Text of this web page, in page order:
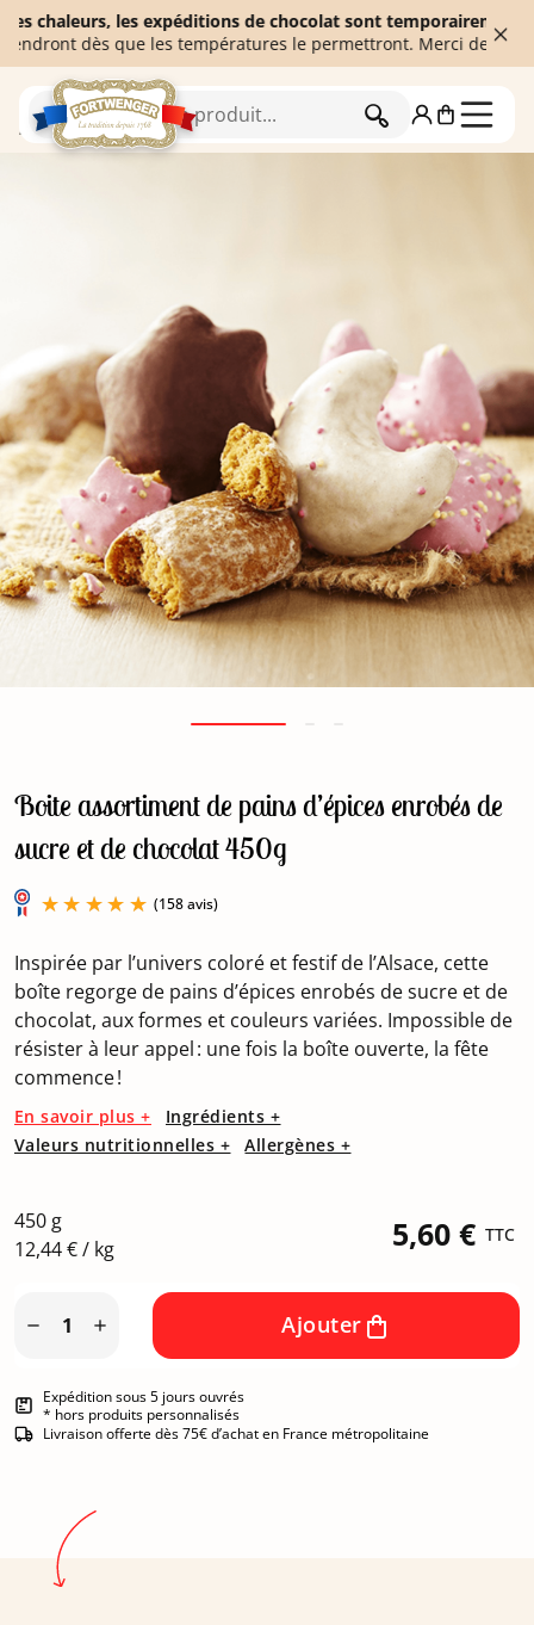
les expéditions de chocolat sont temporairement
dès que les températures le permettront. Merci de votre
RECHERCHER
Accueil Pains d'épices
Boite assortiment de pains d’épices enrobés de
sucre et de chocolat 450g
(158 avis)
Inspirée par l’univers coloré et festif de l’Alsace, cette
boîte regorge de pains d’épices enrobés de sucre et de
chocolat, aux formes et couleurs variées. Impossible de
résister à leur appel : une fois la boîte ouverte, la fête
commence !
En savoir plus +
Ingrédients +
Valeurs nutritionnelles +
Allergènes +
450 g
12,44 € / kg
5,60 € TTC
  Ajouter
Expédition sous 5 jours ouvrés
* hors produits personnalisés
Livraison offerte dès 75€ d’achat en France métropolitaine